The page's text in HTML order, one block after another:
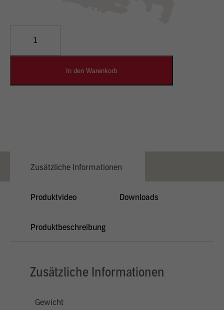
Designputz
In den Warenkorb
Zusätzliche Informationen
Produktvideo Downloads
Produktbeschreibung
Zusätzliche Informationen
Gewicht